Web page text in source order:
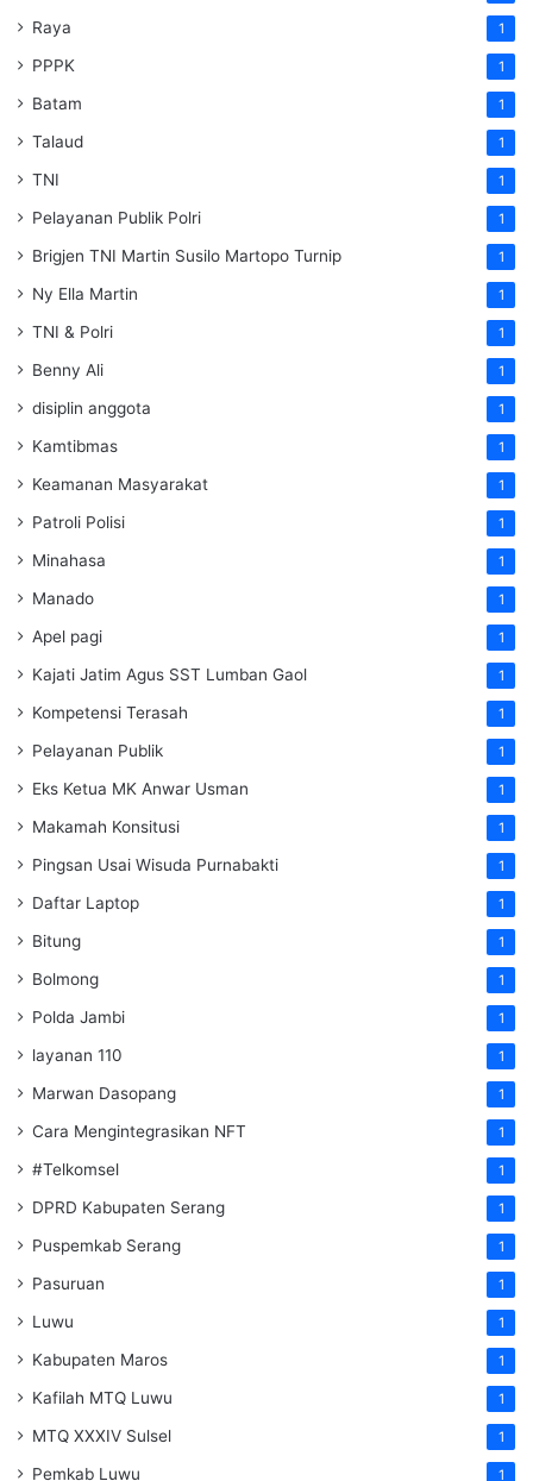
Raya 1
PPPK 1
Batam 1
Talaud 1
TNI 1
Pelayanan Publik Polri 1
Brigjen TNI Martin Susilo Martopo Turnip 1
Ny Ella Martin 1
TNI & Polri 1
Benny Ali 1
disiplin anggota 1
Kamtibmas 1
Keamanan Masyarakat 1
Patroli Polisi 1
Minahasa 1
Manado 1
Apel pagi 1
Kajati Jatim Agus SST Lumban Gaol 1
Kompetensi Terasah 1
Pelayanan Publik 1
Eks Ketua MK Anwar Usman 1
Makamah Konsitusi 1
Pingsan Usai Wisuda Purnabakti 1
Daftar Laptop 1
Bitung 1
Bolmong 1
Polda Jambi 1
layanan 110 1
Marwan Dasopang 1
Cara Mengintegrasikan NFT 1
#Telkomsel 1
DPRD Kabupaten Serang 1
Puspemkab Serang 1
Pasuruan 1
Luwu 1
Kabupaten Maros 1
Kafilah MTQ Luwu 1
MTQ XXXIV Sulsel 1
Pemkab Luwu 1